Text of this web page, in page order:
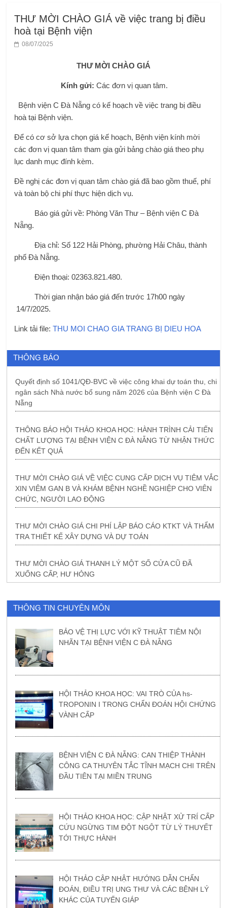
THƯ MỜI CHÀO GIÁ về việc trang bị điều
hoà tại Bệnh viện
08/07/2025
THƯ MỜI CHÀO GIÁ
Kính gửi: Các đơn vị quan tâm.
Bệnh viện C Đà Nẵng có kế hoạch về việc trang bị điều
hoà tại Bệnh viện.
Để có cơ sở lựa chọn giá kế hoạch, Bệnh viện kính mời
các đơn vị quan tâm tham gia gửi bảng chào giá theo phụ
lục danh mục đính kèm.
Đề nghị các đơn vị quan tâm chào giá đã bao gồm thuế, phí
và toàn bộ chi phí thực hiện dịch vụ.
Báo giá gửi về: Phòng Văn Thư – Bệnh viện C Đà
Nẵng.
Địa chỉ: Số 122 Hải Phòng, phường Hải Châu, thành
phố Đà Nẵng.
Điện thoại: 02363.821.480.
Thời gian nhận báo giá đến trước 17h00 ngày
14/7/2025.
Link tải file:THU MOI CHAO GIA TRANG BỊ DIEU HOA
THÔNG BÁO
Quyết định số 1041/QĐ-BVC về việc công khai dự toán thu, chi
ngân sách Nhà nước bổ sung năm 2026 của Bệnh viện C Đà
Nẵng
THÔNG BÁO HỘI THẢO KHOA HỌC: HÀNH TRÌNH CẢI TIẾN
CHẤT LƯỢNG TẠI BỆNH VIỆN C ĐÀ NẴNG TỪ NHẬN THỨC
ĐẾN KẾT QUẢ
THƯ MỜI CHÀO GIÁ VỀ VIỆC CUNG CẤP DỊCH VỤ TIÊM VẮC
XIN VIÊM GAN B VÀ KHÁM BỆNH NGHỀ NGHIỆP CHO VIÊN
CHỨC, NGƯỜI LAO ĐỘNG
THƯ MỜI CHÀO GIÁ CHI PHÍ LẬP BÁO CÁO KTKT VÀ THẨM
TRA THIẾT KẾ XÂY DỰNG VÀ DỰ TOÁN
THƯ MỜI CHÀO GIÁ THANH LÝ MỘT SỐ CỬA CŨ ĐÃ
XUỐNG CẤP, HƯ HỎNG
THÔNG TIN CHUYÊN MÔN
BẢO VỆ THỊ LỰC VỚI KỸ THUẬT TIÊM NỘI
NHÃN TẠI BỆNH VIỆN C ĐÀ NẴNG
HỘI THẢO KHOA HỌC: VAI TRÒ CỦA hs-
TROPONIN I TRONG CHẨN ĐOÁN HỘI CHỨNG
VÀNH CẤP
BỆNH VIỆN C ĐÀ NẴNG: CAN THIỆP THÀNH
CÔNG CA THUYÊN TẮC TĨNH MẠCH CHI TRÊN
ĐẦU TIÊN TẠI MIỀN TRUNG
HỘI THẢO KHOA HỌC: CẬP NHẬT XỬ TRÍ CẤP
CỨU NGỪNG TIM ĐỘT NGỘT TỪ LÝ THUYẾT
TỚI THỰC HÀNH
HỘI THẢO CẬP NHẬT HƯỚNG DẪN CHẨN
ĐOÁN, ĐIỀU TRỊ UNG THƯ VÀ CÁC BỆNH LÝ
KHÁC CỦA TUYẾN GIÁP